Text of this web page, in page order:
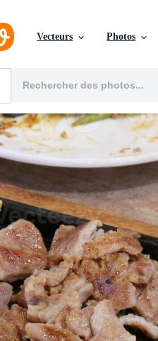
Vecteurs Photos